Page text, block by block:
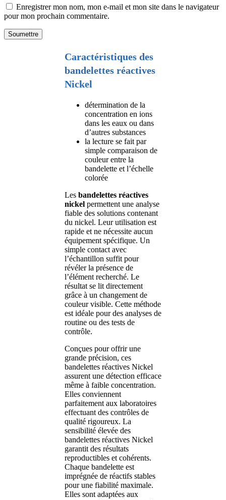
Enregistrer mon nom, mon e-mail et mon site dans le navigateur
pour mon prochain commentaire.
Caractéristiques des
bandelettes réactives
Nickel
détermination de la
concentration en ions
dans les eaux ou dans
d’autres substances
la lecture se fait par
simple comparaison de
couleur entre la
bandelette et l’échelle
colorée
Les bandelettes réactives
nickel permettent une analyse
fiable des solutions contenant
du nickel. Leur utilisation est
rapide et ne nécessite aucun
équipement spécifique. Un
simple contact avec
l’échantillon suffit pour
révéler la présence de
l’élément recherché. Le
résultat se lit directement
grâce à un changement de
couleur visible. Cette méthode
est idéale pour des analyses de
routine ou des tests de
contrôle.
Conçues pour offrir une
grande précision, ces
bandelettes réactives Nickel
assurent une détection efficace
même à faible concentration.
Elles conviennent
parfaitement aux laboratoires
effectuant des contrôles de
qualité rigoureux. La
sensibilité élevée des
bandelettes réactives Nickel
garantit des résultats
reproductibles et cohérents.
Chaque bandelette est
imprégnée de réactifs stables
pour une fiabilité maximale.
Elles sont adaptées aux